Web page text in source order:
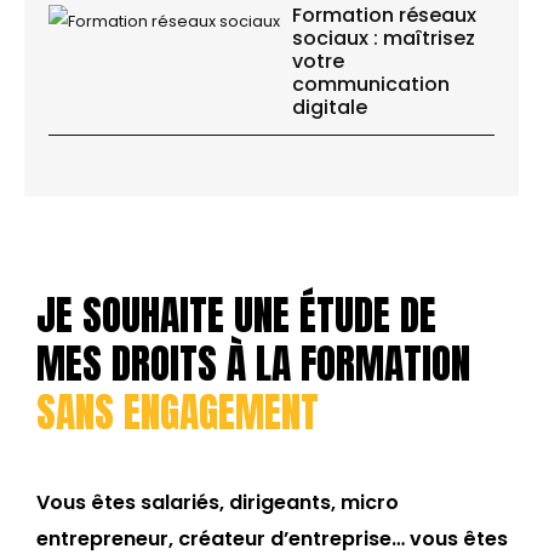
Formation réseaux
sociaux : maîtrisez
votre
communication
digitale
JE SOUHAITE UNE ÉTUDE DE
MES DROITS À LA FORMATION
SANS ENGAGEMENT
Vous êtes salariés, dirigeants, micro
entrepreneur, créateur d’entreprise… vous êtes